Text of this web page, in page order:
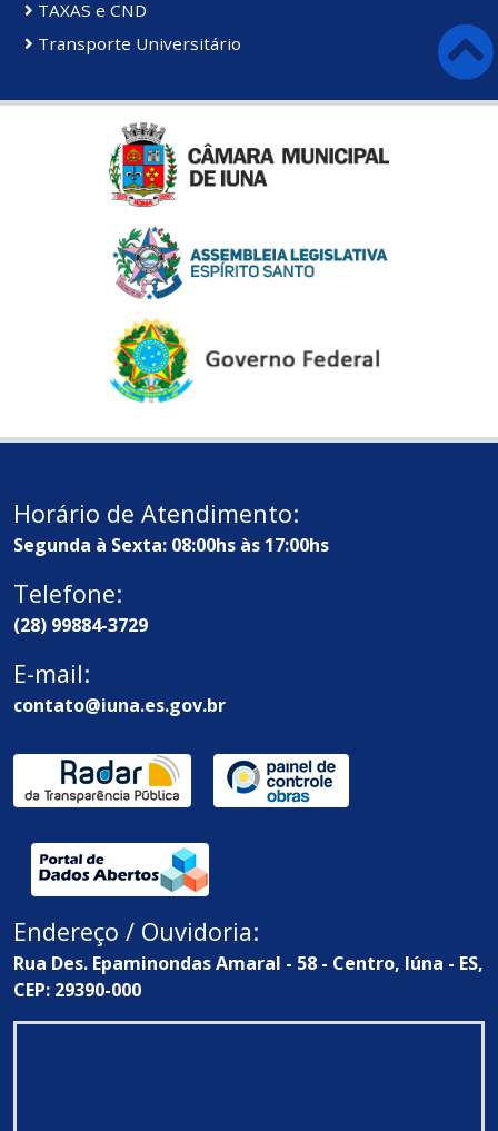
TAXAS e CND
Transporte Universitário
Horário de Atendimento:
Segunda à Sexta: 08:00hs às 17:00hs
Telefone:
(28) 99884-3729
E-mail:
contato@iuna.es.gov.br
Endereço / Ouvidoria:
Rua Des. Epaminondas Amaral - 58 - Centro, Iúna - ES,
CEP: 29390-000